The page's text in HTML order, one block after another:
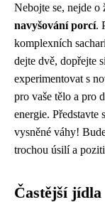
Nebojte se, nejde o
navyšování porcí.
komplexních
dejte dvě, dopřejte
experimentovat s
pro vaše tělo a pro
energie. Představte
vysněné váhy!
trochou úsilí a
Častější jídla